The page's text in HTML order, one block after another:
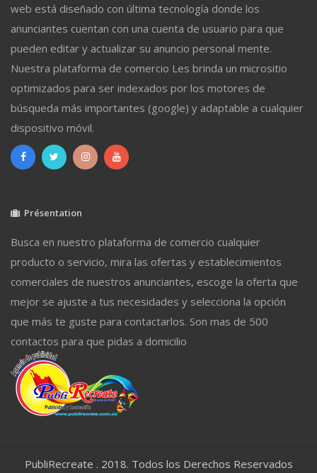
web está diseñado con última tecnología donde los
anunciantes cuentan con una cuenta de usuario para que
pueden editar y actualizar su anuncio personal mente.
Nuestra plataforma de comercio Les brinda un micrositio
optimizados para ser indexados por los motores de
búsqueda más importantes (google) y adaptable a cualquier
dispositivo móvil.
Présentation
Busca en nuestro plataforma de comercio cualquier
producto o servicio, mira las ofertas y establecimientos
comerciales de nuestros anunciantes, escoge la oferta que
mejor se ajuste a tus necesidades y selecciona la opción
que más te guste para contactarlos. Son mas de 500
contactos para que pidas a domicilio
PubliRecreate . 2018. Todos los Derechos Reservados